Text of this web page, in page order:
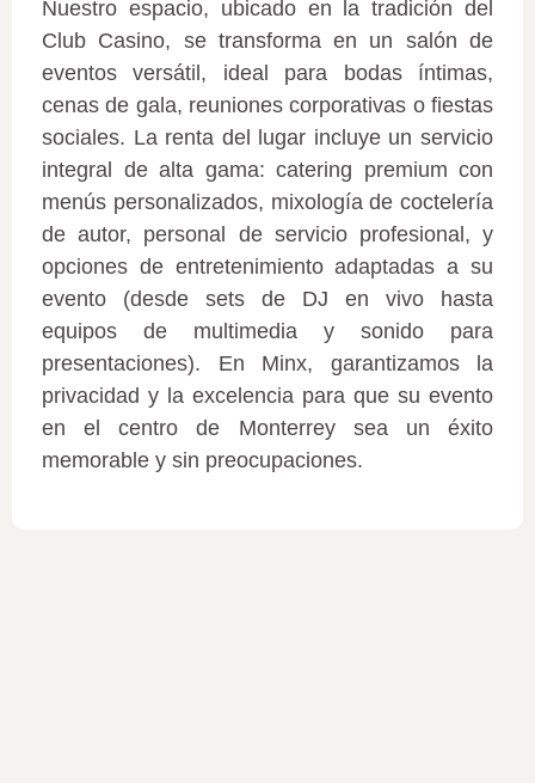
Nuestro espacio, ubicado en la tradición del
Club Casino, se transforma en un salón de
eventos versátil, ideal para bodas íntimas,
cenas de gala, reuniones corporativas o fiestas
sociales. La renta del lugar incluye un servicio
integral de alta gama: catering premium con
menús personalizados, mixología de coctelería
de autor, personal de servicio profesional, y
opciones de entretenimiento adaptadas a su
evento (desde sets de DJ en vivo hasta
equipos de multimedia y sonido para
presentaciones). En Minx, garantizamos la
privacidad y la excelencia para que su evento
en el centro de Monterrey sea un éxito
memorable y sin preocupaciones.